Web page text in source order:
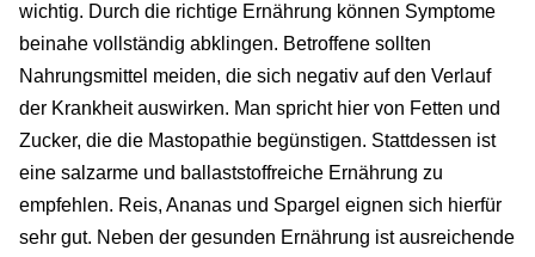
wichtig. Durch die richtige Ernährung können Symptome
beinahe vollständig abklingen. Betroffene sollten
Nahrungsmittel meiden, die sich negativ auf den Verlauf
der Krankheit auswirken. Man spricht hier von Fetten und
Zucker, die die Mastopathie begünstigen. Stattdessen ist
eine salzarme und ballaststoffreiche Ernährung zu
empfehlen. Reis, Ananas und Spargel eignen sich hierfür
sehr gut. Neben der gesunden Ernährung ist ausreichende